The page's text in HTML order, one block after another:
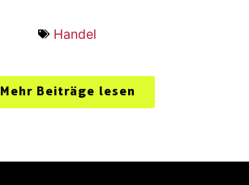
Handel
Mehr Beiträge lesen